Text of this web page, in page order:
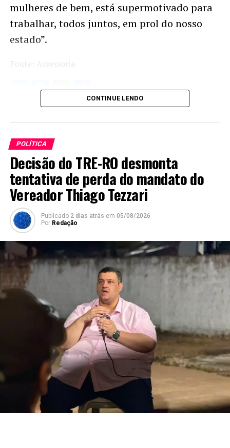
mulheres de bem, está supermotivado para
trabalhar, todos juntos, em prol do nosso
estado”.
Fonte: Assessoria
Twitter
Facebook
WhatsApp
Share
CONTINUE LENDO
POLÍTICA
Decisão do TRE-RO desmonta
tentativa de perda do mandato do
Vereador Thiago Tezzari
Publicado 2 dias atrás em 05/08/2026
Por Redação